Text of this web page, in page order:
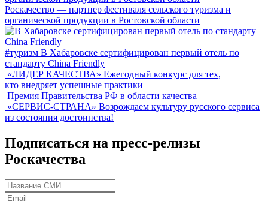
Роскачество — партнер фестиваля сельского туризма и
органической продукции в Ростовской области
#туризм В Хабаровске сертифицирован первый отель по
стандарту China Friendly
«ЛИДЕР КАЧЕСТВА» Ежегодный конкурс для тех,
кто внедряет успешные практики
Премия Правительства РФ в области качества
«СЕРВИС-СТРАНА» Возрождаем культуру русского сервиса
из состояния достоинства!
Подписаться на пресс-релизы
Роскачества